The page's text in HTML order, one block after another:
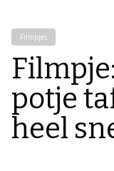
Filmpjes
potje
heel